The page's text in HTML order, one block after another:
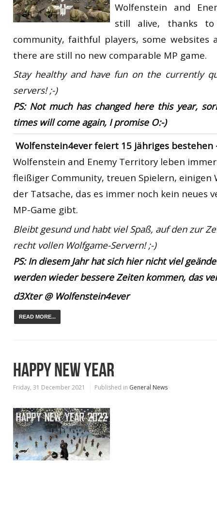
Wolfenstein and
still alive, thanks to
community, faithful players, some
there are still no new comparable MP game.
Stay healthy and have fun on the currently
servers! ;-)
PS: Not much has changed here this year,
times will come again, I promise O:-)
Wolfenstein4ever feiert 15 jähriges
Wolfenstein and Enemy Territory leben
fleißiger Community, treuen Spielern, einigen
der Tatsache, das es immer noch kein neues
MP-Game gibt.
Bleibt gesund und habt viel Spaß, auf den zur
recht vollen Wolfgame-Servern! ;-)
PS: In diesem Jahr hat sich hier nicht viel
werden wieder bessere Zeiten kommen, das
d3Xter @ Wolfenstein4ever
READ MORE...
HAPPY NEW YEAR
Friday, 31 December 2021 Published in General News